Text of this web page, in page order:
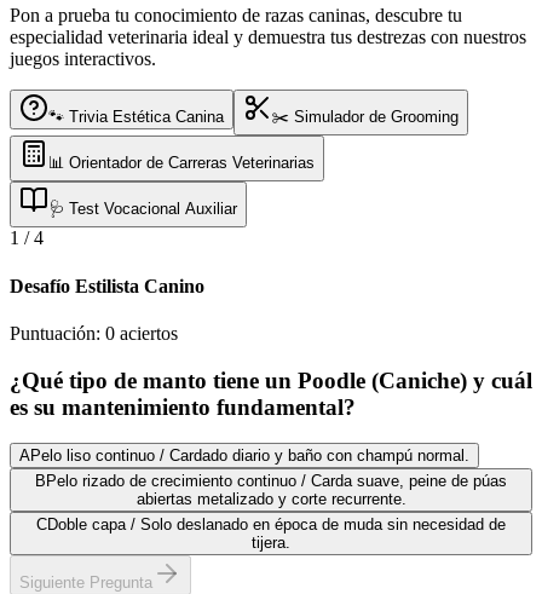
Pon a prueba tu conocimiento de razas caninas, descubre tu
especialidad veterinaria ideal y demuestra tus destrezas con nuestros
juegos interactivos.
🐾 Trivia Estética Canina ✂️ Simulador de Grooming
📊 Orientador de Carreras Veterinarias
🩺 Test Vocacional Auxiliar
1 /4
Desafío Estilista Canino
Puntuación: 0 aciertos
¿Qué tipo de manto tiene un Poodle (Caniche) y cuál
es su mantenimiento fundamental?
APelo liso continuo / Cardado diario y baño con champú normal.
B Pelo rizado de crecimiento continuo / Carda suave, peine de púas
abiertas metalizado y corte recurrente.
CDoble capa / Solo deslanado en época de muda sin necesidad de
tijera.
Siguiente Pregunta